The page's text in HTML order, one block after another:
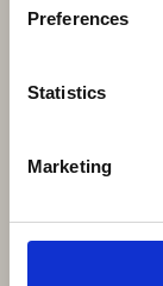
Preferences
Statistics
Marketing